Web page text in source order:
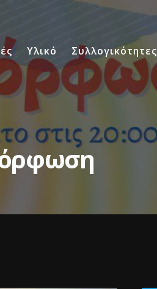
Υλικό Συλλογικότητες